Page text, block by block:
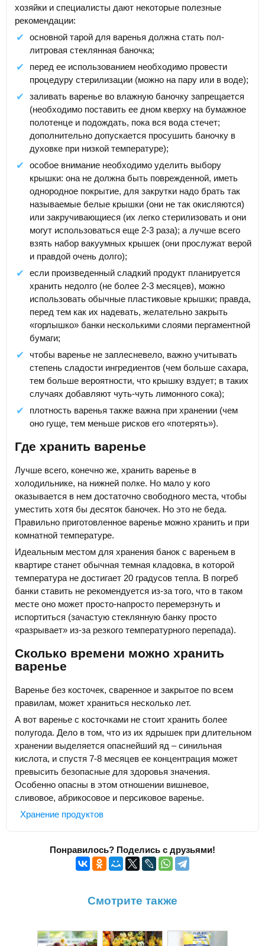
хозяйки и специалисты дают некоторые полезные
рекомендации:
основной тарой для варенья должна стать пол-
литровая стеклянная баночка;
перед ее использованием необходимо провести
процедуру стерилизации (можно на пару или в воде);
заливать варенье во влажную баночку запрещается
(необходимо поставить ее дном кверху на бумажное
полотенце и подождать, пока вся вода стечет;
дополнительно допускается просушить баночку в
духовке при низкой температуре);
особое внимание необходимо уделить выбору
крышки: она не должна быть поврежденной, иметь
однородное покрытие, для закрутки надо брать так
называемые белые крышки (они не так окисляются)
или закручивающиеся (их легко стерилизовать и они
могут использоваться еще 2-3 раза); а лучше всего
взять набор вакуумных крышек (они прослужат верой
и правдой очень долго);
если произведенный сладкий продукт планируется
хранить недолго (не более 2-3 месяцев), можно
использовать обычные пластиковые крышки; правда,
перед тем как их надевать, желательно закрыть
«горлышко» банки несколькими слоями пергаментной
бумаги;
чтобы варенье не заплесневело, важно учитывать
степень сладости ингредиентов (чем больше сахара,
тем больше вероятности, что крышку вздует; в таких
случаях добавляют чуть-чуть лимонного сока);
плотность варенья также важна при хранении (чем
оно гуще, тем меньше рисков его «потерять»).
Где хранить варенье
Лучше всего, конечно же, хранить варенье в
холодильнике, на нижней полке. Но мало у кого
оказывается в нем достаточно свободного места, чтобы
уместить хотя бы десяток баночек. Но это не беда.
Правильно приготовленное варенье можно хранить и при
комнатной температуре.
Идеальным местом для хранения банок с вареньем в
квартире станет обычная темная кладовка, в которой
температура не достигает 20 градусов тепла. В погреб
банки ставить не рекомендуется из-за того, что в таком
месте оно может просто-напросто перемерзнуть и
испортиться (зачастую стеклянную банку просто
«разрывает» из-за резкого температурного перепада).
Сколько времени можно хранить
варенье
Варенье без косточек, сваренное и закрытое по всем
правилам, может храниться несколько лет.
А вот варенье с косточками не стоит хранить более
полугода. Дело в том, что из их ядрышек при длительном
хранении выделяется опаснейший яд – синильная
кислота, и спустя 7-8 месяцев ее концентрация может
превысить безопасные для здоровья значения.
Особенно опасны в этом отношении вишневое,
сливовое, абрикосовое и персиковое варенье.
Хранение продуктов
Понравилось? Поделись с друзьями!
Смотрите также